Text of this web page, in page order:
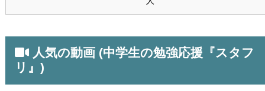
人気の動画 (中学生の勉強応援『スタフ
リ』)